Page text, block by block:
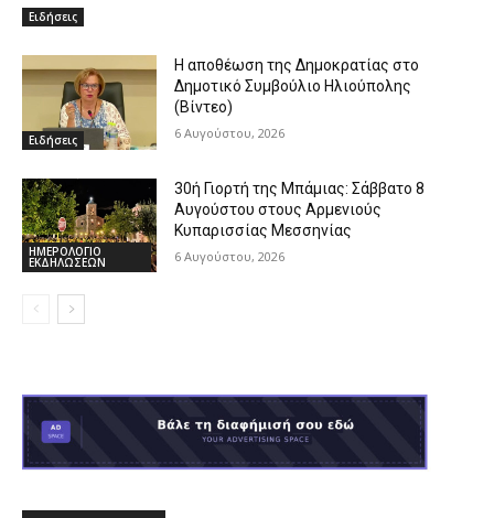
Ειδήσεις
Ειδήσεις
Η αποθέωση της Δημοκρατίας στο
Δημοτικό Συμβούλιο Ηλιούπολης
(Βίντεο)
6 Αυγούστου, 2026
ΗΜΕΡΟΛΟΓΙΟ
ΕΚΔΗΛΩΣΕΩΝ
30ή Γιορτή της Μπάμιας: Σάββατο 8
Αυγούστου στους Αρμενιούς
Κυπαρισσίας Μεσσηνίας
6 Αυγούστου, 2026